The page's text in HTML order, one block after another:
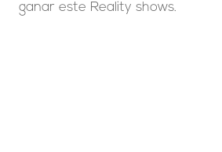
ganar este Reality shows.